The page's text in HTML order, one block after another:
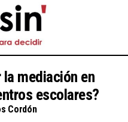
mediación en
escolares?
Cordón